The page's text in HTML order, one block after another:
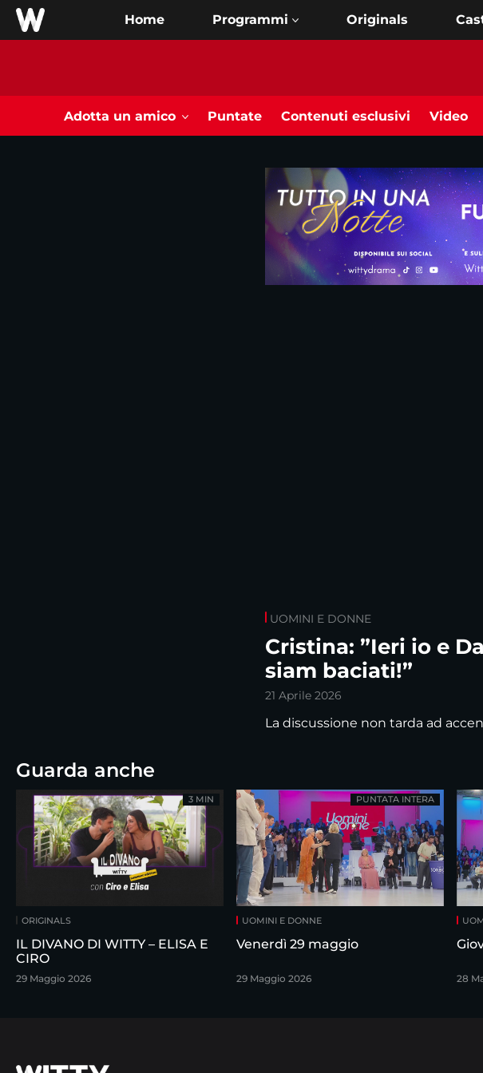
Home Originals
Adotta un amico Puntate Contenuti esclusivi Video
UOMINI E DONNE
Cristina: ”Ieri io e
siam baciati!”
21 Aprile 2026
La discussione non tarda ad
Guarda anche
ORIGINALS
IL DIVANO DI WITTY – ELISA E
CIRO
29 Maggio 2026
3 MIN
UOMINI E DONNE
Venerdì 29 maggio
29 Maggio 2026
PUNTATA INTERA
28